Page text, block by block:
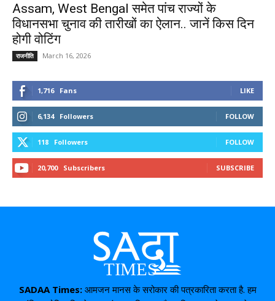
Assam, West Bengal समेत पांच राज्यों के
विधानसभा चुनाव की तारीखों का ऐलान.. जानें किस दिन
होगी वोटिंग
राजनीति March 16, 2026
1,716 Fans LIKE
6,134 Followers FOLLOW
118 Followers FOLLOW
20,700 Subscribers SUBSCRIBE
SADAA Times: आमजन मानस के सरोकार की पत्रकारिता करता है. हम